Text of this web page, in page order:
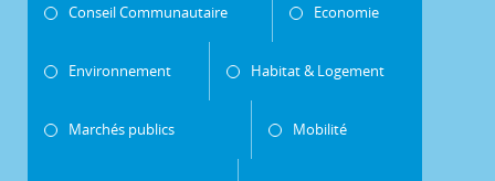
Conseil Communautaire Economie
Environnement Habitat & Logement
Marchés publics Mobilité